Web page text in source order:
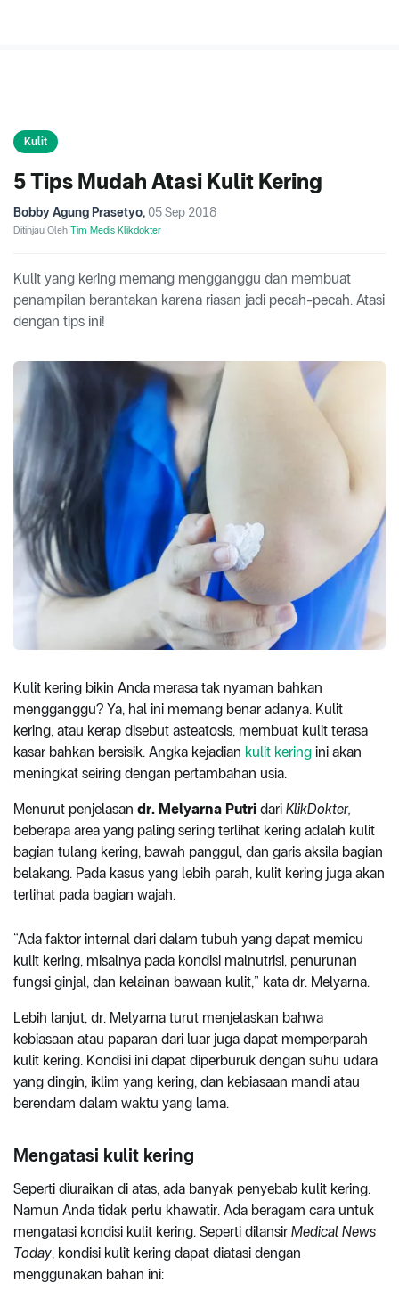
Kulit
5 Tips Mudah Atasi Kulit Kering
Bobby Agung Prasetyo, 05 Sep 2018
Ditinjau Oleh Tim Medis Klikdokter
Kulit yang kering memang mengganggu dan membuat
penampilan berantakan karena riasan jadi pecah-pecah. Atasi
dengan tips ini!
Kulit kering bikin Anda merasa tak nyaman bahkan
mengganggu? Ya, hal ini memang benar adanya. Kulit
kering, atau kerap disebut asteatosis, membuat kulit terasa
kasar bahkan bersisik. Angka kejadian kulit kering ini akan
meningkat seiring dengan pertambahan usia.
Menurut penjelasan dr. Melyarna Putri dari KlikDokter,
beberapa area yang paling sering terlihat kering adalah kulit
bagian tulang kering, bawah panggul, dan garis aksila bagian
belakang. Pada kasus yang lebih parah, kulit kering juga akan
terlihat pada bagian wajah.
“Ada faktor internal dari dalam tubuh yang dapat memicu
kulit kering, misalnya pada kondisi malnutrisi, penurunan
fungsi ginjal, dan kelainan bawaan kulit,” kata dr. Melyarna.
Lebih lanjut, dr. Melyarna turut menjelaskan bahwa
kebiasaan atau paparan dari luar juga dapat memperparah
kulit kering. Kondisi ini dapat diperburuk dengan suhu udara
yang dingin, iklim yang kering, dan kebiasaan mandi atau
berendam dalam waktu yang lama.
Mengatasi kulit kering
Seperti diuraikan di atas, ada banyak penyebab kulit kering.
Namun Anda tidak perlu khawatir. Ada beragam cara untuk
mengatasi kondisi kulit kering. Seperti dilansir Medical News
Today, kondisi kulit kering dapat diatasi dengan
menggunakan bahan ini: